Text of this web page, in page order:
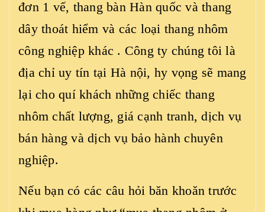
đơn 1 vế, thang bàn Hàn quốc và thang
dây thoát hiểm và các loại thang nhôm
công nghiệp khác . Công ty chúng tôi là
địa chỉ uy tín tại Hà nội, hy vọng sẽ mang
lại cho quí khách những chiếc thang
nhôm chất lượng, giá cạnh tranh, dịch vụ
bán hàng và dịch vụ bảo hành chuyên
nghiệp.
Nếu bạn có các câu hỏi băn khoăn trước